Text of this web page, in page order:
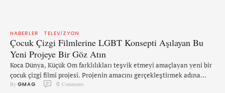
HABERLER TELEVIZYON
Çocuk Çizgi Filmlerine LGBT Konsepti Aşılayan Bu
Yeni Projeye Bir Göz Atın
Koca Dünya, Küçük Om farklılıkları teşvik etmeyi amaçlayan yeni bir
çocuk çizgi filmi projesi. Projenin amacını gerçekleştirmek adına
başlattığı bir Indiegogo kampanyası bile bulunuyor. Medyada
By GMAG 0 Comments